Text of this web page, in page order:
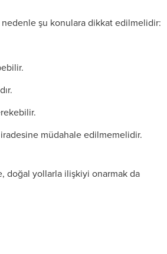
nedenle şu konulara dikkat edilmelidir:
müdahale edilmemelidir.
doğal yollarla ilişkiyi onarmak da